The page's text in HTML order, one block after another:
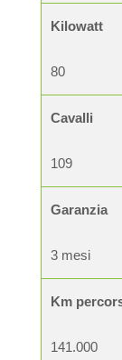
Kilowatt
80
Cavalli
109
Garanzia
3 mesi
Km
141.000